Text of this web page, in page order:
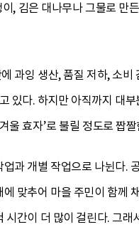
, 김은 대나무나 그물로
과잉 생산, 품질 저하, 소
있다. 하지만 아직까지 대
울 효자’로 불릴 정도로 짭
과 개별 작업으로 나뉜다.
맞추어 마을 주민이 함께
간이 더 많이 걸린다. 그